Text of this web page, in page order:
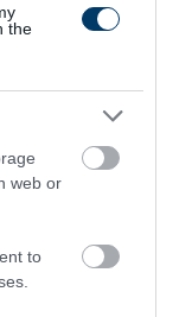
the
web or
to